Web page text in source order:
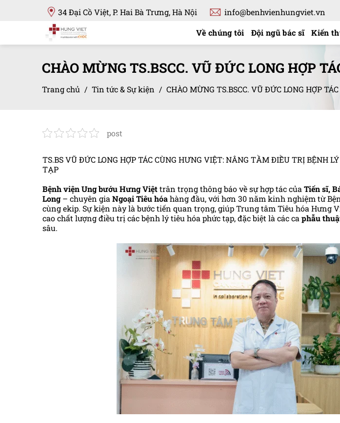
34 Đại Cồ Việt, P. Hai Bà Trưng, Hà Nội
info@benhvienhungviet.vn
Về chúng tôi
Đội ngũ bác sĩ Kiến
CHÀO MỪNG TS.BSCC. VŨ ĐỨC LONG HỢP
Trang chủ / Tin tức & Sự kiện / CHÀO MỪNG TS.BSCC. VŨ ĐỨC LONG HỢP
post
TS.BS VŨ ĐỨC LONG HỢP TÁC CÙNG HƯNG VIỆT: NÂNG TẦM ĐIỀU TRỊ BỆNH
TẠP
Bệnh viện Ung bướu Hưng Việttrân trọng thông báo về sự hợp tác củaTiến sĩ,
Long– chuyên giaNgoại Tiêu hóahàng đầu, với hơn 30 năm kinh nghiệm từ
cùng ekip. Sự kiện này là bước tiến quan trọng, giúp Trung tâm Tiêu hóa Hưng
cao chất lượng điều trị các bệnh lý tiêu hóa phức tạp, đặc biệt là các caphẫu
sâu.